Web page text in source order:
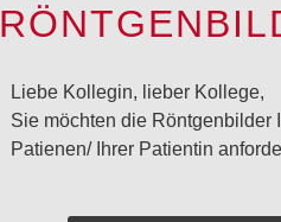
Liebe Kollegin, lieber Kollege,
Sie möchten die Röntgenbilder
Patienen/ Ihrer Patientin